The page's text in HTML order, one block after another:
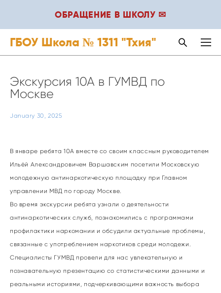
ОБРАЩЕНИЕ В ШКОЛУ ✉
ГБОУ Школа № 1311 "Тхия"
January 30, 2025
Экскурсия 10А в ГУМВД по
Москве
В январе ребята 10А вместе со своим классным руководителем
Ильёй Александровичем Варшавским посетили Московскую
молодежную антинаркотическую площадку при Главном
управлении МВД по городу Москве.
Во время экскурсии ребята узнали о деятельности
антинаркотических служб, познакомились с программами
профилактики наркомании и обсудили актуальные проблемы,
связанные с употреблением наркотиков среди молодежи.
Специалисты ГУМВД провели для нас увлекательную и
познавательную презентацию со статистическими данными и
реальными историями, подчеркивающими важность выбора